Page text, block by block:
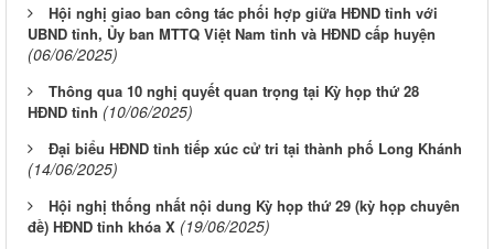
Hội nghị giao ban công tác phối hợp giữa HĐND tỉnh với
UBND tỉnh, Ủy ban MTTQ Việt Nam tỉnh và HĐND cấp huyện
(06/06/2025)
Thông qua 10 nghị quyết quan trọng tại Kỳ họp thứ 28
HĐND tỉnh (10/06/2025)
Đại biểu HĐND tỉnh tiếp xúc cử tri tại thành phố Long Khánh
(14/06/2025)
Hội nghị thống nhất nội dung Kỳ họp thứ 29 (kỳ họp chuyên
đề) HĐND tỉnh khóa X (19/06/2025)